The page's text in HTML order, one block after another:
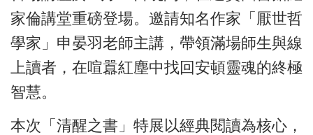
家倫講堂重磅登場。邀請知名作家「厭世哲
學家」申晏羽老師主講，帶領滿場師生與線
上讀者，在喧囂紅塵中找回安頓靈魂的終極
智慧。
本次「清醒之書」特展以經典閱讀為核心，